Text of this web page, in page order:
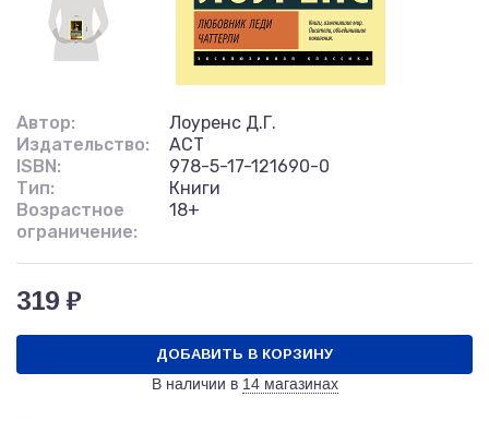
Автор:
Лоуренс Д.Г.
Издательство:
АСТ
ISBN:
978-5-17-121690-0
Тип:
Книги
Возрастное
ограничение:
18+
319 ₽
ДОБАВИТЬ В КОРЗИНУ
В наличии в 14 магазинах